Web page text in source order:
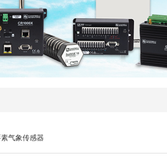
气象传感器